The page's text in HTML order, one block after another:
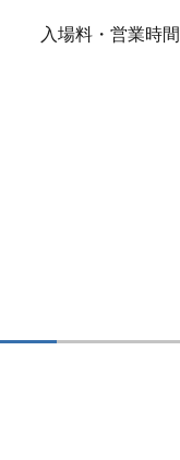
入場料・営業時間